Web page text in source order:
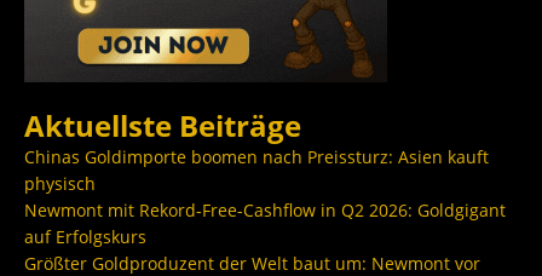
Aktuellste Beiträge
Chinas Goldimporte boomen nach Preissturz: Asien kauft
physisch
Newmont mit Rekord-Free-Cashflow in Q2 2026: Goldgigant
auf Erfolgskurs
Größter Goldproduzent der Welt baut um: Newmont vor